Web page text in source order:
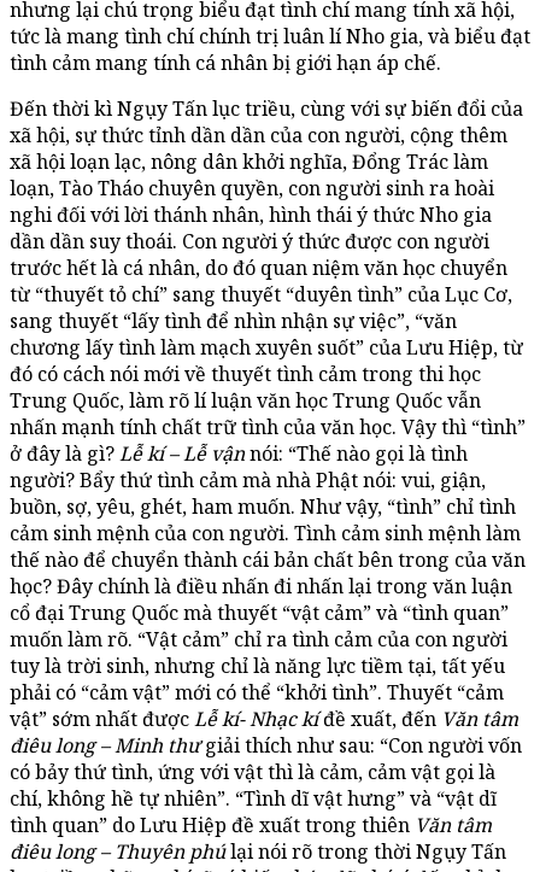
nhưng lại chú trọng biểu đạt tình chí mang tính xã hội,
tức là mang tình chí chính trị luân lí Nho gia, và biểu đạt
tình cảm mang tính cá nhân bị giới hạn áp chế.
Đến thời kì Ngụy Tấn lục triều, cùng với sự biến đổi của
xã hội, sự thức tỉnh dần dần của con người, cộng thêm
xã hội loạn lạc, nông dân khởi nghĩa, Đổng Trác làm
loạn, Tào Tháo chuyên quyền, con người sinh ra hoài
nghi đối với lời thánh nhân, hình thái ý thức Nho gia
dần dần suy thoái. Con người ý thức được con người
trước hết là cá nhân, do đó quan niệm văn học chuyển
từ “thuyết tỏ chí” sang thuyết “duyên tình” của Lục Cơ,
sang thuyết “lấy tình để nhìn nhận sự việc”, “văn
chương lấy tình làm mạch xuyên suốt” của Lưu Hiệp, từ
đó có cách nói mới về thuyết tình cảm trong thi học
Trung Quốc, làm rõ lí luận văn học Trung Quốc vẫn
nhấn mạnh tính chất trữ tình của văn học. Vậy thì “tình”
ở đây là gì?Lễ kí – Lễ vậnnói: “Thế nào gọi là tình
người? Bẩy thứ tình cảm mà nhà Phật nói: vui, giận,
buồn, sợ, yêu, ghét, ham muốn. Như vậy, “tình” chỉ tình
cảm sinh mệnh của con người. Tình cảm sinh mệnh làm
thế nào để chuyển thành cái bản chất bên trong của văn
học? Đây chính là điều nhấn đi nhấn lại trong văn luận
cổ đại Trung Quốc mà thuyết “vật cảm” và “tình quan”
muốn làm rõ. “Vật cảm” chỉ ra tình cảm của con người
tuy là trời sinh, nhưng chỉ là năng lực tiềm tại, tất yếu
phải có “cảm vật” mới có thể “khởi tình”. Thuyết “cảm
vật” sớm nhất đượcLễ kí- Nhạc kíđề xuất, đến Văn tâm
điêu long – Minh thưgiải thích như sau: “Con người vốn
có bảy thứ tình, ứng với vật thì là cảm, cảm vật gọi là
chí, không hề tự nhiên”. “Tình dĩ vật hưng” và “vật dĩ
tình quan” do Lưu Hiệp đề xuất trong thiên Văn tâm
điêu long – Thuyên phúlại nói rõ trong thời Ngụy Tấn